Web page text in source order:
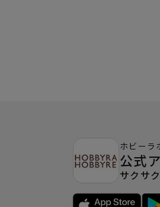
ホビーラ
公式
サクサ